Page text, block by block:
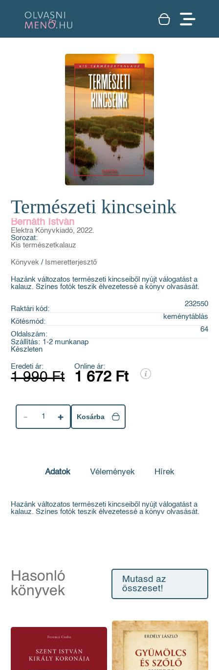
Természeti kincseink
Bernáth István
Elektra Könyvkiadó, 2022.
Sorozat:
Kis természetkalauz
Könyvek / Ismeretterjesztő
Hazánk változatos természeti kincseiből nyújt válogatást a
kalauz. Színes fotók teszik élvezetessé a könyv olvasását.
Raktári kód:
232550
Kötésmód:
keménytáblás
Oldalszám:
64
Szállítás: 1-2 munkanap
Készleten
Eredeti ár:
1 990 Ft
Online ár:
1 672 Ft
1 Kosárba
Adatok Vélemények Hírek
Hazánk változatos természeti kincseiből nyújt válogatást a
kalauz. Színes fotók teszik élvezetessé a könyv olvasását.
Hasonló
könyvek
Mutasd az
összeset!